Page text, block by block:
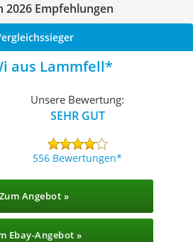
Empfehlungen
aus Lammfell
Unsere Bewertung:
SEHR GUT
556 Bewertungen
Zum Angebot »
Ebay-Angebot »